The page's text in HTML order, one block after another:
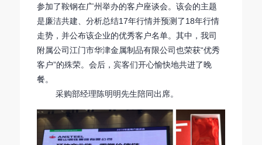
参加了鞍钢在广州举办的客户座谈会。该会的主题
是廉洁共建、分析总结17年行情并预测了18年行情
走势，并公布该企业的优秀客户名单。其中，我司
附属公司江门市华津金属制品有限公司也荣获“优秀
客户”的殊荣。会后，宾客们开心愉快地共进了晚
餐。
采购部经理陈明明先生陪同出席。